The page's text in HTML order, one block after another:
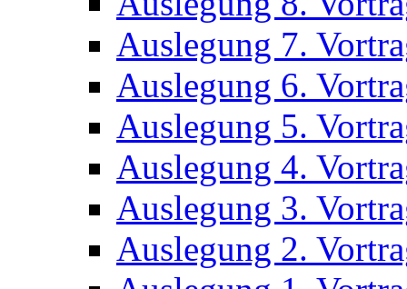
Auslegung 7.
Auslegung 6.
Auslegung 5.
Auslegung 4.
Auslegung 3.
Auslegung 2.